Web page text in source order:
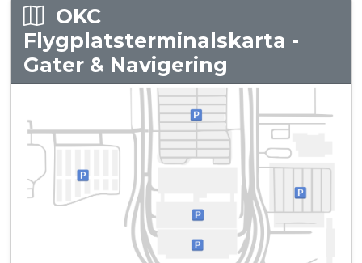
OKC
Flygplatsterminalskarta -
Gater & Navigering